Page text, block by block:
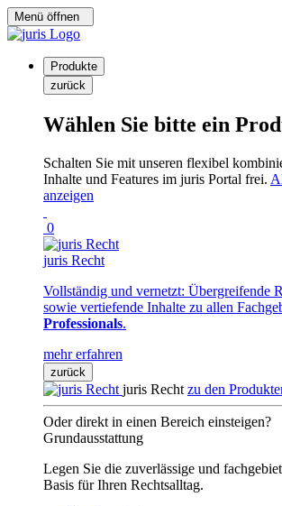
Menü öffnen
Produkte
zurück
Wählen Sie bitte ein
Schalten Sie mit unseren flexibel
Inhalte und Features im juris Portal frei.
anzeigen
0
juris Recht
Vollständig und vernetzt: Übergreifende
sowie vertiefende Inhalte zu allen
Professionals.
mehr erfahren
zurück
juris Recht zu den
Oder direkt in einen Bereich einsteigen?
Grundausstattung
Legen Sie die zuverlässige und
Basis für Ihren Rechtsalltag.